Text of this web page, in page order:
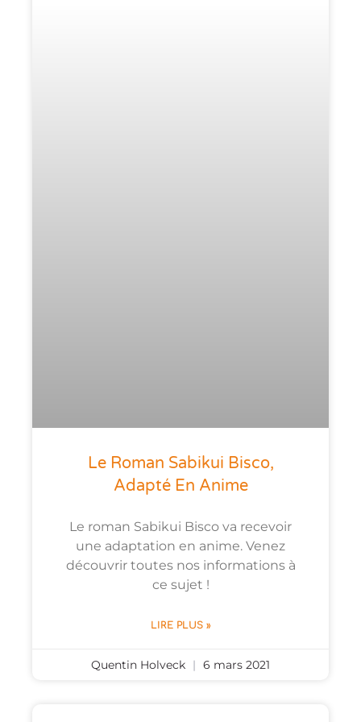
Le Roman Sabikui Bisco,
Adapté En Anime
Le roman Sabikui Bisco va recevoir
une adaptation en anime. Venez
découvrir toutes nos informations à
ce sujet !
LIRE PLUS »
Quentin Holveck 6 mars 2021